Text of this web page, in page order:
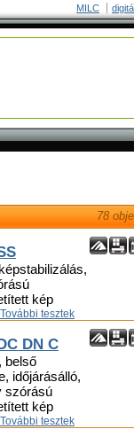
MILC
78
kép
További tesztek
DN C
belső
időjárásálló,
szórású
kép
További tesztek